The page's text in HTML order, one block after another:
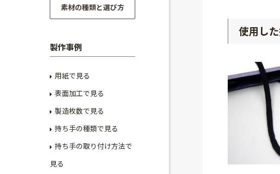
使用し
素材の種類と選び方
製作事例
用紙で見る
表面加工で見る
製造枚数で見る
持ち手の種類で見る
持ち手の取り付け方法で
見る